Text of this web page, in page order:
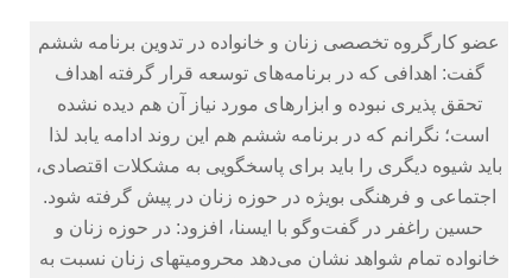
عضو کارگروه تخصصی زنان و خانواده در تدوین برنامه ششم
گفت: اهدافی که در برنامه‌های توسعه قرار گرفته اهداف
تحقق پذیری نبوده و ابزارهای مورد نیاز آن هم دیده نشده
است؛ نگرانم که در برنامه ششم هم این روند ادامه یابد لذا
باید شیوه دیگری را باید برای پاسخگویی به مشکلات اقتصادی،
اجتماعی و فرهنگی بویژه در حوزه زنان در پیش گرفته شود.‏
حسین راغفر در گفت‌وگو با ایسنا، افزود: در حوزه زنان و
خانواده تمام شواهد نشان می‌دهد محرومیتهای زنان نسبت به